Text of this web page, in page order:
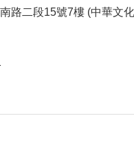
路二段15號7樓 (中華文